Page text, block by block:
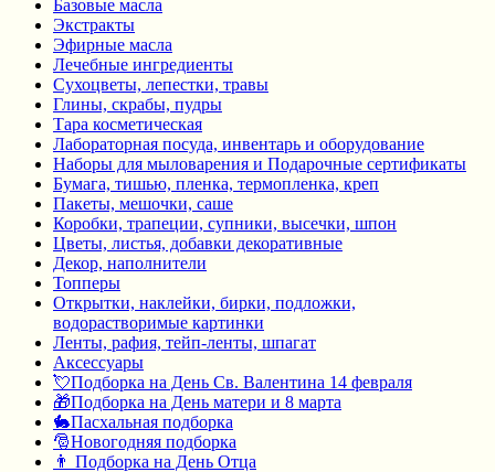
Базовые масла
Экстракты
Эфирные масла
Лечебные ингредиенты
Сухоцветы, лепестки, травы
Глины, скрабы, пудры
Тара косметическая
Лабораторная посуда, инвентарь и оборудование
Наборы для мыловарения и Подарочные сертификаты
Бумага, тишью, пленка, термопленка, креп
Пакеты, мешочки, саше
Коробки, трапеции, супники, высечки, шпон
Цветы, листья, добавки декоративные
Декор, наполнители
Топперы
Открытки, наклейки, бирки, подложки,
водорастворимые картинки
Ленты, рафия, тейп-ленты, шпагат
Аксессуары
💘Подборка на День Св. Валентина 14 февраля
🎁Подборка на День матери и 8 марта
🐇Пасхальная подборка
🎅Новогодняя подборка
👨 Подборка на День Отца